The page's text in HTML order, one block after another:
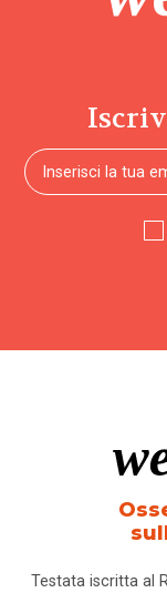
Testata iscritta al